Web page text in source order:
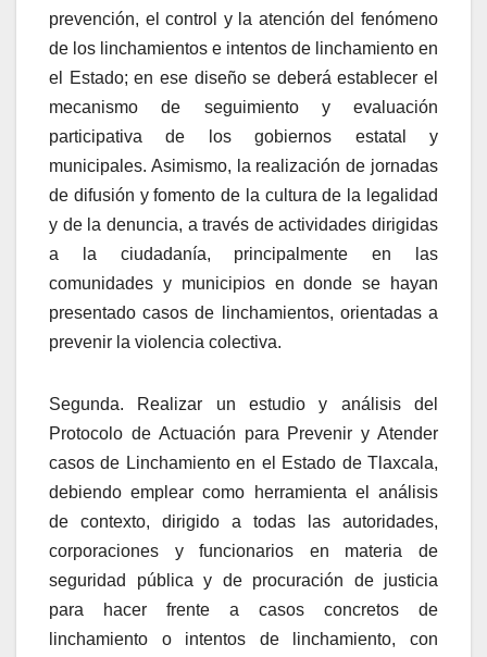
prevención, el control y la atención del fenómeno
de los linchamientos e intentos de linchamiento en
el Estado; en ese diseño se deberá establecer el
mecanismo de seguimiento y evaluación
participativa de los gobiernos estatal y
municipales. Asimismo, la realización de jornadas
de difusión y fomento de la cultura de la legalidad
y de la denuncia, a través de actividades dirigidas
a la ciudadanía, principalmente en las
comunidades y municipios en donde se hayan
presentado casos de linchamientos, orientadas a
prevenir la violencia colectiva.
Segunda. Realizar un estudio y análisis del
Protocolo de Actuación para Prevenir y Atender
casos de Linchamiento en el Estado de Tlaxcala,
debiendo emplear como herramienta el análisis
de contexto, dirigido a todas las autoridades,
corporaciones y funcionarios en materia de
seguridad pública y de procuración de justicia
para hacer frente a casos concretos de
linchamiento o intentos de linchamiento, con